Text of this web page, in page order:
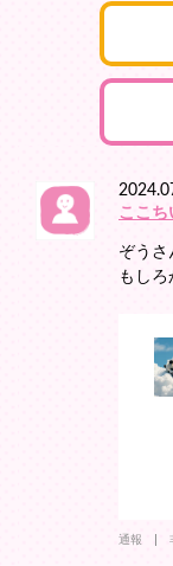
ここち
ぞうさ
もしろ
通報